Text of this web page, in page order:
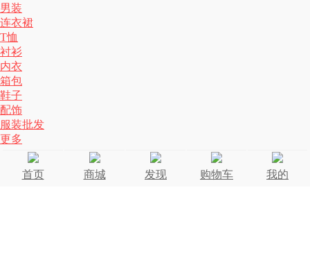
男装
连衣裙
T恤
衬衫
内衣
箱包
鞋子
配饰
服装批发
更多
首页 商城 发现 购物车 我的